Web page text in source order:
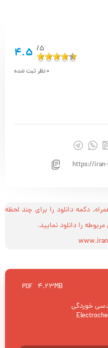
5/
4.5
0نظر ثبت شده
https://
دکمه دانلود را برای چند لحظه
را دانلود نمایید.
خوردگی
4.23MB
PDF